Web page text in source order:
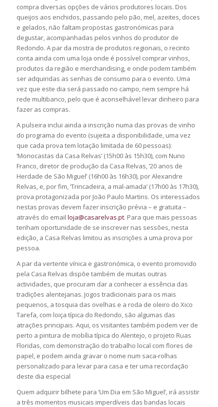
compra diversas opções de vários produtores locais. Dos
queijos aos enchidos, passando pelo pão, mel, azeites, doces
e gelados, não faltam propostas gastronómicas para
degustar, acompanhadas pelos vinhos do produtor de
Redondo. A par da mostra de produtos regionais, o recinto
conta ainda com uma loja onde é possível comprar vinhos,
produtos da região e merchandising, e onde podem também
ser adquiridas as senhas de consumo para o evento. Uma
vez que este dia será passado no campo, nem sempre há
rede multibanco, pelo que é aconselhável levar dinheiro para
fazer as compras.
A pulseira inclui ainda a inscrição numa das provas de vinho
do programa do evento (sujeita a disponibilidade, uma vez
que cada prova tem lotação limitada de 60 pessoas):
‘Monocastas da Casa Relvas’ (15h00 às 15h30), com Nuno
Franco, diretor de produção da Casa Relvas, ‘20 anos de
Herdade de São Miguel’ (16h00 às 16h30), por Alexandre
Relvas, e, por fim, ‘Trincadeira, a mal-amada’ (17h00 às 17h30),
prova protagonizada por João Paulo Martins. Os interessados
nestas provas devem fazer inscrição prévia – e gratuita –
através do email loja@casarelvas.pt. Para que mais pessoas
tenham oportunidade de se inscrever nas sessões, nesta
edição, a Casa Relvas limitou as inscrições a uma prova por
pessoa.
A par da vertente vínica e gastronómica, o evento promovido
pela Casa Relvas dispõe também de muitas outras
actividades, que procuram dar a conhecer a essência das
tradições alentejanas. Jogos tradicionais para os mais
pequenos, a tosquia das ovelhas e a roda de oleiro do Xico
Tarefa, com loiça típica do Redondo, são algumas das
atrações principais. Aqui, os visitantes também podem ver de
perto a pintura de mobília típica do Alentejo, o projeto Ruas
Floridas, com demonstração do trabalho local com flores de
papel, e podem ainda gravar o nome num saca-rolhas
personalizado para levar para casa e ter uma recordação
deste dia especial
Quem adquirir bilhete para ‘Um Dia em São Miguel’, irá assistir
a três momentos musicais imperdíveis das bandas locais